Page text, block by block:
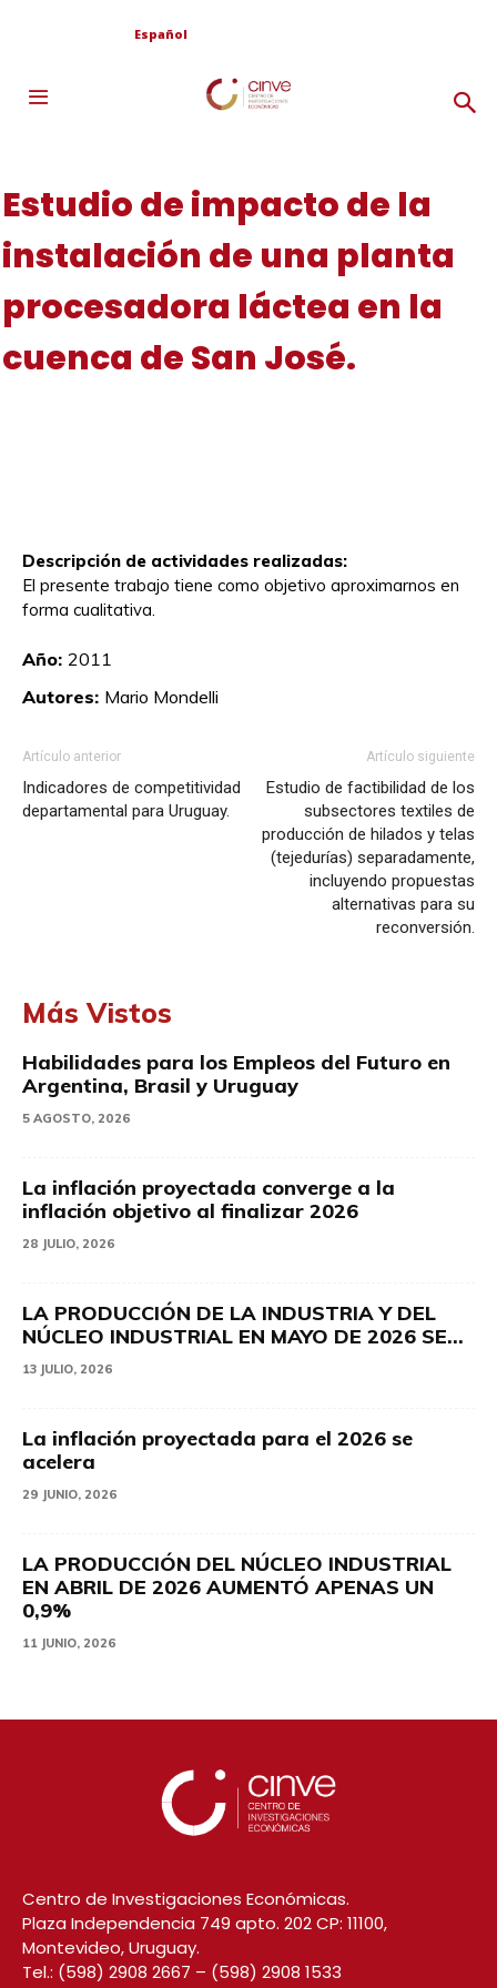
Español
Estudio de impacto de la
instalación de una planta
procesadora láctea en la
cuenca de San José.
Descripción de actividades realizadas:
El presente trabajo tiene como objetivo aproximarnos en
forma cualitativa.
Año: 2011
Autores: Mario Mondelli
Artículo anterior
Indicadores de competitividad
departamental para Uruguay.
Artículo siguiente
Estudio de factibilidad de los
subsectores textiles de
producción de hilados y telas
(tejedurías) separadamente,
incluyendo propuestas
alternativas para su
reconversión.
Más Vistos
Habilidades para los Empleos del Futuro en
Argentina, Brasil y Uruguay
5 AGOSTO, 2026
La inflación proyectada converge a la
inflación objetivo al finalizar 2026
28 JULIO, 2026
LA PRODUCCIÓN DE LA INDUSTRIA Y DEL
NÚCLEO INDUSTRIAL EN MAYO DE 2026 SE...
13 JULIO, 2026
La inflación proyectada para el 2026 se
acelera
29 JUNIO, 2026
LA PRODUCCIÓN DEL NÚCLEO INDUSTRIAL
EN ABRIL DE 2026 AUMENTÓ APENAS UN
0,9%
11 JUNIO, 2026
Centro de Investigaciones Económicas.
Plaza Independencia 749 apto. 202 CP: 11100,
Montevideo, Uruguay.
Tel.: (598) 2908 2667 – (598) 2908 1533